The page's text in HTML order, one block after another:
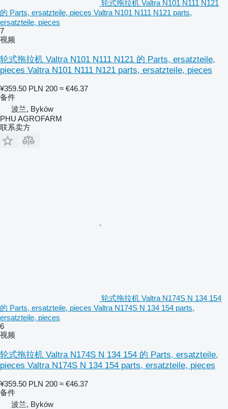
轮式拖拉机 Valtra N101 N111 N121
的 Parts, ersatzteile, pieces Valtra N101 N111 N121 parts,
ersatzteile, pieces
7
视频
轮式拖拉机 Valtra N101 N111 N121 的 Parts, ersatzteile,
pieces Valtra N101 N111 N121 parts, ersatzteile, pieces
¥359.50 PLN 200 ≈ €46.37
备件
波兰, Byków
PHU AGROFARM
联系卖方
轮式拖拉机 Valtra N174S N 134 154
的 Parts, ersatzteile, pieces Valtra N174S N 134 154 parts,
ersatzteile, pieces
6
视频
轮式拖拉机 Valtra N174S N 134 154 的 Parts, ersatzteile,
pieces Valtra N174S N 134 154 parts, ersatzteile, pieces
¥359.50 PLN 200 ≈ €46.37
备件
波兰, Byków